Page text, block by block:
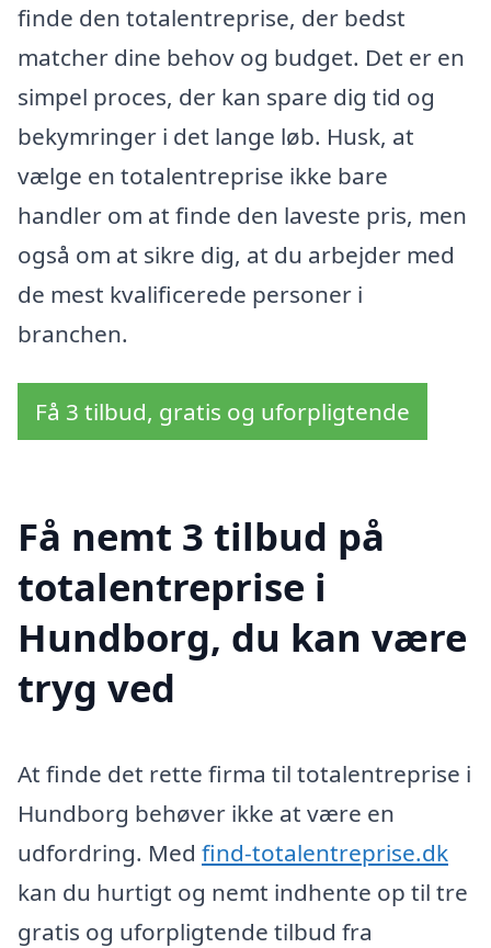
finde den totalentreprise, der bedst
matcher dine behov og budget. Det er en
simpel proces, der kan spare dig tid og
bekymringer i det lange løb. Husk, at
vælge en totalentreprise ikke bare
handler om at finde den laveste pris, men
også om at sikre dig, at du arbejder med
de mest kvalificerede personer i
branchen.
Få 3 tilbud, gratis og uforpligtende
Få nemt 3 tilbud på
totalentreprise i
Hundborg, du kan være
tryg ved
At finde det rette firma til totalentreprise i
Hundborg behøver ikke at være en
udfordring. Med find-totalentreprise.dk
kan du hurtigt og nemt indhente op til tre
gratis og uforpligtende tilbud fra